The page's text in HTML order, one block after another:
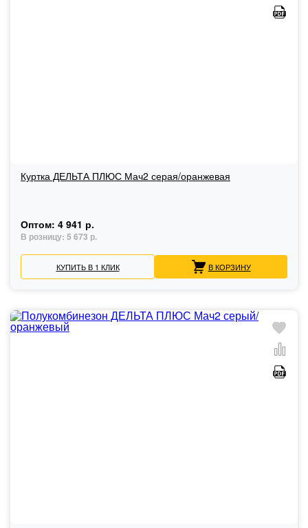
Куртка ДЕЛЬТА ПЛЮС Мач2 серая/оранжевая
Оптом: 4 941 р.
В розницу: 5 673 р.
КУПИТЬ В 1 КЛИК В КОРЗИНУ